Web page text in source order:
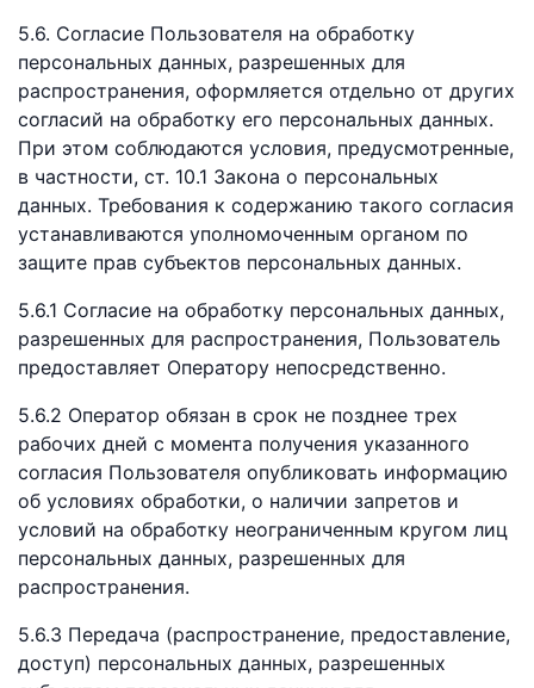
5.6. Согласие Пользователя на обработку
персональных данных, разрешенных для
распространения, оформляется отдельно от других
согласий на обработку его персональных данных.
При этом соблюдаются условия, предусмотренные,
в частности, ст. 10.1 Закона о персональных
данных. Требования к содержанию такого согласия
устанавливаются уполномоченным органом по
защите прав субъектов персональных данных.
5.6.1 Согласие на обработку персональных данных,
разрешенных для распространения, Пользователь
предоставляет Оператору непосредственно.
5.6.2 Оператор обязан в срок не позднее трех
рабочих дней с момента получения указанного
согласия Пользователя опубликовать информацию
об условиях обработки, о наличии запретов и
условий на обработку неограниченным кругом лиц
персональных данных, разрешенных для
распространения.
5.6.3 Передача (распространение, предоставление,
доступ) персональных данных, разрешенных